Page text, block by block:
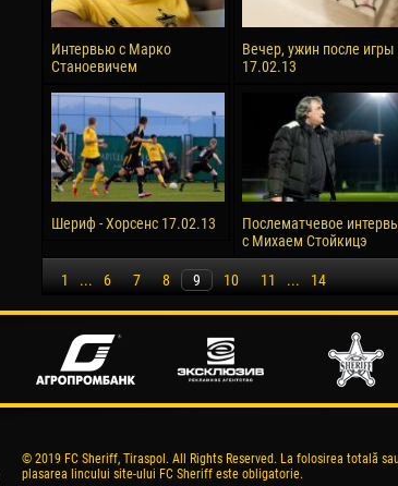
Интервью с Марко
Станоевичем
Вечер, ужин после игры
17.02.13
Шериф - Хорсенс 17.02.13
Послематчевое
с Михаем Стойкицэ
1 ... 6 7 8 9 10 11 ... 14
© 2019 FC Sheriff, Tiraspol. All Rights Reserved. La folosirea totală
plasarea lincului site-ului FC Sheriff este obligatorie.